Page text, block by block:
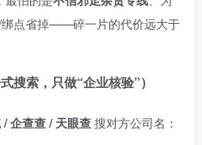
绑点省掉——碎一片的代价远大于
搜索，只做“企业核验”）
企查查 / 天眼查搜对方公司名：